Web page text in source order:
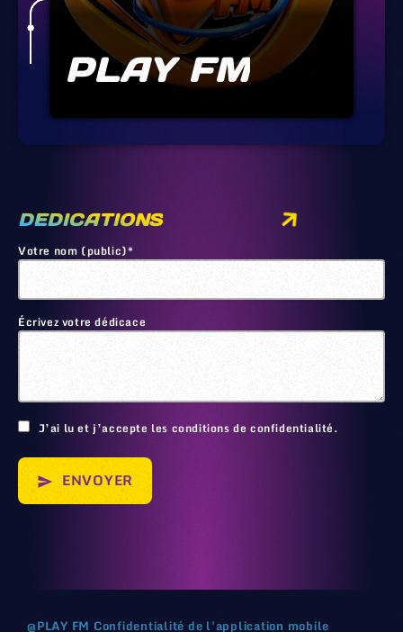
PLAY FM
DEDICATIONS
Votre nom (public)*
Écrivez votre dédicace
J’ai lu et j’accepte les conditions de confidentialité.
send ENVOYER
@PLAY FM Confidentialité de l'application mobile